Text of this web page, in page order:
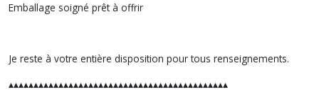
Emballage soigné prêt à offrir
Je reste à votre entière disposition pour tous renseignements.
▴▴▴▴▴▴▴▴▴▴▴▴▴▴▴▴▴▴▴▴▴▴▴▴▴▴▴▴▴▴▴▴▴▴▴▴▴▴▴▴▴▴▴▴